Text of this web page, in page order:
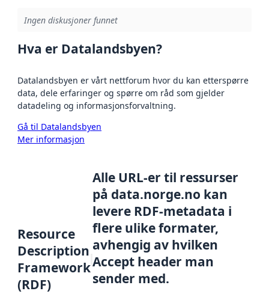
Ingen diskusjoner funnet
Hva er Datalandsbyen?
Datalandsbyen er vårt nettforum hvor du kan etterspørre
data, dele erfaringer og spørre om råd som gjelder
datadeling og informasjonsforvaltning.
Gå til Datalandsbyen
Mer informasjon
Resource
Description
Framework
(RDF)
Alle URL-er til ressurser
på data.norge.no kan
levere RDF-metadata i
flere ulike formater,
avhengig av hvilken
Accept header man
sender med.